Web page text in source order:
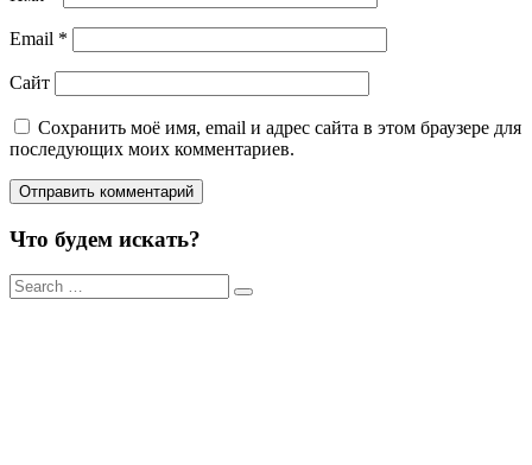
Email *
Сайт
Сохранить моё имя, email и адрес сайта в этом браузере для
последующих моих комментариев.
Что будем искать?
Результаты
поиска